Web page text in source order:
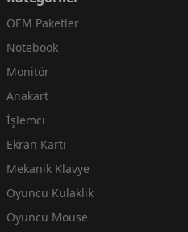
OEM Paketler
Notebook
Monitör
Anakart
İşlemci
Ekran Kartı
Mekanik Klavye
Oyuncu Kulaklık
Oyuncu Mouse